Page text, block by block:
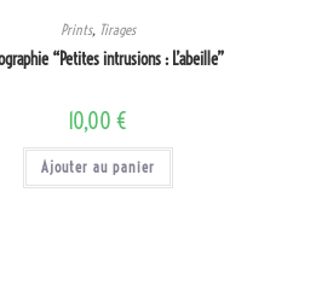
Prints, Tirages
“Petites intrusions : L’abeille”
10,00 €
Ajouter au panier